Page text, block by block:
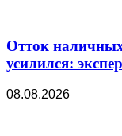
Отток
усилился:
08.08.2026